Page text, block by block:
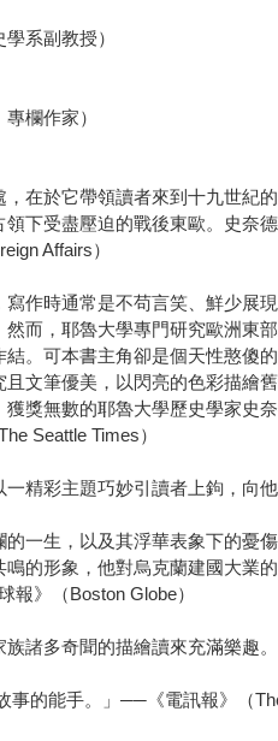
系副教授）
欄作家）
，在於它帶領讀者來到十九世
下受盡壓迫的戰後東歐。史奈
Affairs）
寫作時通常是不苟言笑、鮮少
而，耶魯大學專門研究歐洲東
結。可本書主角卻是個天性憨傻
且文筆優美，以閃亮的色彩描
獎無數的耶魯大學歷史學家史
Seattle Times）
一精彩主題巧妙引讀者上鉤，向
的一生，以及其浮華表象下的
鳴的形象，他對烏克蘭建國大
》（Boston Globe）
族諸多奇聞的描繪讀來充滿樂趣
事的能手。」──《電訊報》（